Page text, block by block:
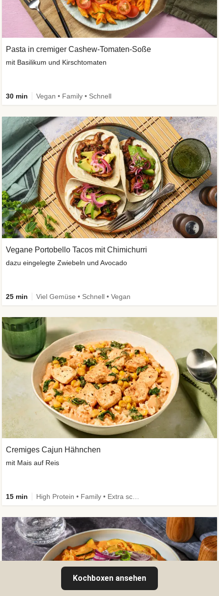
Pasta in cremiger Cashew-Tomaten-Soße
mit Basilikum und Kirschtomaten
30 min Vegan • Family • Schnell
Vegane Portobello Tacos mit Chimichurri
dazu eingelegte Zwiebeln und Avocado
25 min Viel Gemüse • Schnell • Vegan
Cremiges Cajun Hähnchen
mit Mais auf Reis
15 min
Kochboxen ansehen